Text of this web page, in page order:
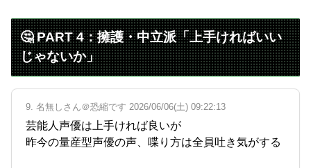
🤔 PART 4：擁護・中立派「上手ければいい
じゃないか」
9. 名無しさん＠恐縮です 2026/06/06(土) 09:22:13
芸能人声優は上手ければ良いが
昨今の量産型声優の声、喋り方は全員吐き気がする